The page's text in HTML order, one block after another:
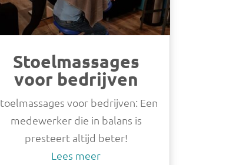
Stoelmassages
voor bedrijven
voor bedrijven: Een
medewerker die in balans is
presteert altijd beter!
Lees meer